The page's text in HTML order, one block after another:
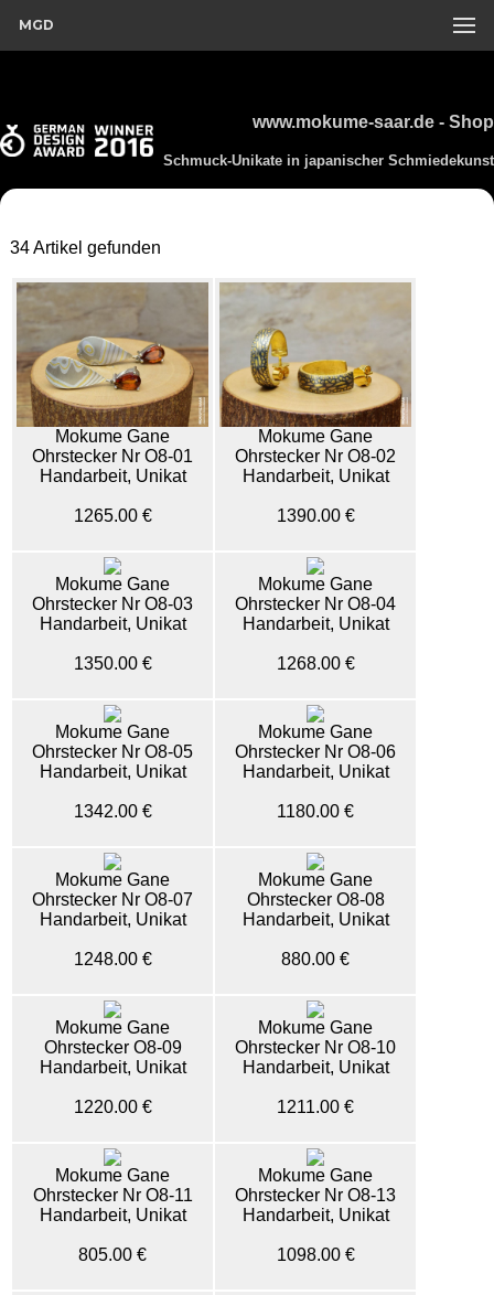
MGD
www.mokume-saar.de - Shop
Schmuck-Unikate in japanischer Schmiedekunst
34 Artikel gefunden
Mokume Gane
Ohrstecker Nr O8-01
Handarbeit, Unikat
1265.00 €
Mokume Gane
Ohrstecker Nr O8-02
Handarbeit, Unikat
1390.00 €
Mokume Gane
Ohrstecker Nr O8-03
Handarbeit, Unikat
1350.00 €
Mokume Gane
Ohrstecker Nr O8-04
Handarbeit, Unikat
1268.00 €
Mokume Gane
Ohrstecker Nr O8-05
Handarbeit, Unikat
1342.00 €
Mokume Gane
Ohrstecker Nr O8-06
Handarbeit, Unikat
1180.00 €
Mokume Gane
Ohrstecker Nr O8-07
Handarbeit, Unikat
1248.00 €
Mokume Gane
Ohrstecker O8-08
Handarbeit, Unikat
880.00 €
Mokume Gane
Ohrstecker O8-09
Handarbeit, Unikat
1220.00 €
Mokume Gane
Ohrstecker Nr O8-10
Handarbeit, Unikat
1211.00 €
Mokume Gane
Ohrstecker Nr O8-11
Handarbeit, Unikat
805.00 €
Mokume Gane
Ohrstecker Nr O8-13
Handarbeit, Unikat
1098.00 €